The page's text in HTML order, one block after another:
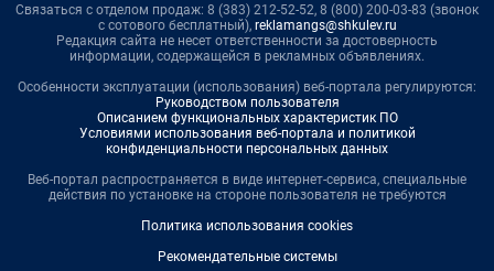
Связаться с отделом продаж: 8 (383) 212-52-52, 8 (800) 200-03-83 (звонок
с сотового бесплатный), reklamangs@shkulev.ru
Редакция сайта не несет ответственности за достоверность
информации, содержащейся в рекламных объявлениях.
Особенности эксплуатации (использования) веб-портала регулируются:
Руководством пользователя
Описанием функциональных характеристик ПО
Условиями использования веб-портала и политикой
конфиденциальности персональных данных
Веб-портал распространяется в виде интернет-сервиса, специальные
действия по установке на стороне пользователя не требуются
Политика использования cookies
Рекомендательные системы